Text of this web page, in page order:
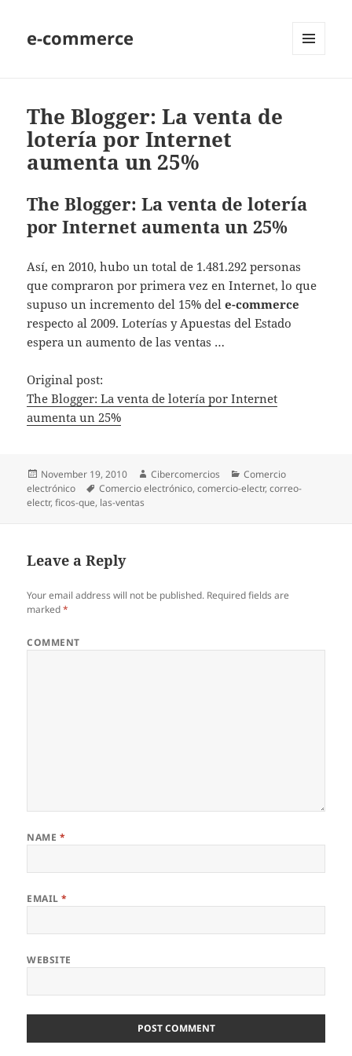
e-commerce
The Blogger: La venta de
lotería por Internet
aumenta un 25%
The Blogger: La venta de lotería
por Internet aumenta un 25%
Así, en 2010, hubo un total de 1.481.292 personas
que compraron por primera vez en Internet, lo que
supuso un incremento del 15% dele-commerce
respecto al 2009. Loterías y Apuestas del Estado
espera un aumento de las ventas …
Original post:
The Blogger: La venta de lotería por Internet
aumenta un 25%
Posted
on
November 19, 2010 Author
Cibercomercios Categories
Comercio
electrónico
Tags
Comercio electrónico,comercio-electr,correo-
electr,ficos-que, las-ventas
Leave a Reply
Your email address will not be published. Required fields are
marked*
COMMENT
NAME *
EMAIL*
WEBSITE